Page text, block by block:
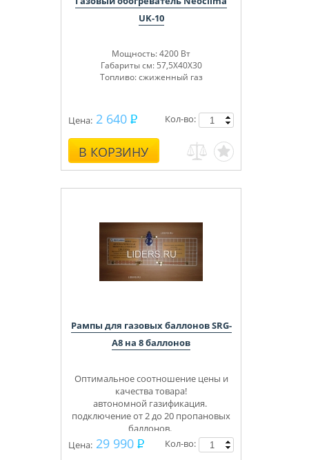
UK-10
Мощность: 4200 Вт
Габариты см: 57,5Х40Х30
Топливо: сжиженный газ
Цена: 2 640
В КОРЗИНУ
Кол-во:
Рампы для газовых баллонов SRG-
A8 на 8 баллонов
Оптимальное соотношение цены и
качества товара!
автономной газификация.
подключение от 2 до 20 пропановых
баллонов.
Укомплектуем под ключ.
Консультации, монтаж.
Цена: 29 990
Кол-во: